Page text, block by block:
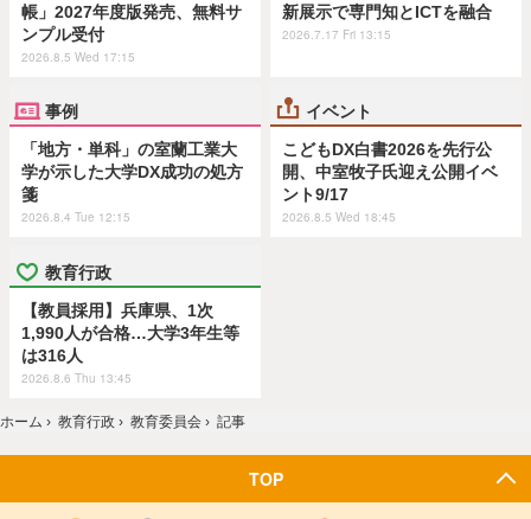
帳」2027年度版発売、無料サ
ンプル受付
2026.8.5 Wed 17:15
新展示で専門知とICTを融合
2026.7.17 Fri 13:15
事例
「地方・単科」の室蘭工業大
学が示した大学DX成功の処方
箋
2026.8.4 Tue 12:15
イベント
こどもDX白書2026を先行公
開、中室牧子氏迎え公開イベ
ント9/17
2026.8.5 Wed 18:45
教育行政
【教員採用】兵庫県、1次
1,990人が合格…大学3年生等
は316人
2026.8.6 Thu 13:45
ホーム › 教育行政 › 教育委員会 › 記事
TOP